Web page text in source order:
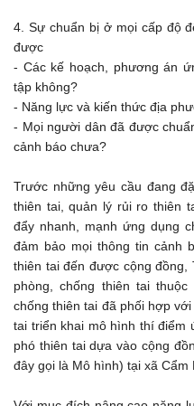
4. Sự chuẩn bị ở mọi cấp độ
được
- Các kế hoạch, phương án
tập không?
- Năng lực và kiến thức địa
- Mọi người dân đã được
cảnh báo chưa?
Trước những yêu cầu đang
thiên tai, quản lý rủi ro thiên
đẩy nhanh, mạnh ứng dụng
đảm bảo mọi thông tin cảnh
thiên tai đến được cộng đồng,
phòng, chống thiên tai
chống thiên tai đã phối hợp
tai triển khai mô hình thí điểm
phó thiên tai dựa vào cộng
đây gọi là Mô hình) tại xã